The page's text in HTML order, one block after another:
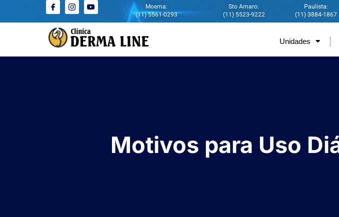
Moema:
(11) 5561-0293
Sto Amaro:
(11) 5523-9222
Paulista:
(11) 3884-1867
Unidades
Motivos para Uso